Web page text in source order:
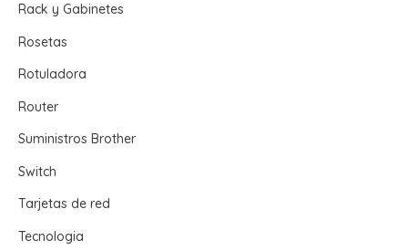
Rack y Gabinetes
Rosetas
Rotuladora
Router
Suministros Brother
Switch
Tarjetas de red
Tecnologia